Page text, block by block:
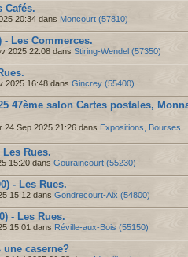
Cafés.
20:34 dans Moncourt (57810)
- Les Commerces.
2025 22:08 dans Stiring-Wendel (57350)
2025 16:48 dans Gincrey (55400)
47ème salon Cartes postales,
24 Sep 2025 21:26 dans Expositions, Bourses,
Rues.
15:20 dans Gouraincourt (55230)
- Les Rues.
15:12 dans Gondrecourt-Aix (54800)
- Les Rues.
15:01 dans Réville-aux-Bois (55150)
une caserne?